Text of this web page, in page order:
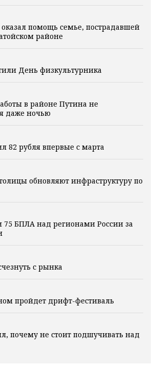
помощь семье, пострадавшей
районе
День физкультурника
в районе Путина не
даже ночью
82 рубля впервые с марта
обновляют инфраструктуру по
БПЛА над регионами России за
с рынка
пройдет дрифт-фестиваль
почему не стоит подшучивать над